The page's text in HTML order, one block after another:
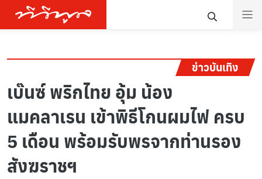
ข่าวบันเทิง
เบ๊นซ์ พริกไทย อุ้ม น้อง
แมคลาเรน เข้าพิธีโกนผมไฟ ครบ
5 เดือน พร้อมรับพรจากท่านรอง
สังฆราชฯ